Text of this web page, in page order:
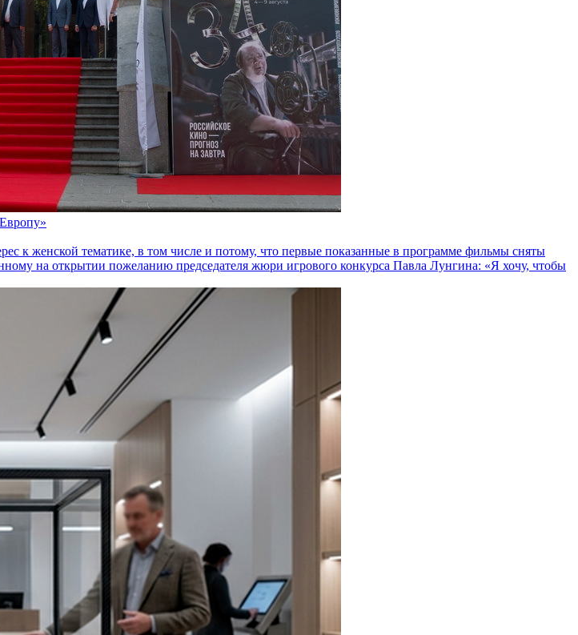
к женской тематике, в том числе и потому, что первые показанные в программе фильмы сняты
на открытии пожеланию председателя жюри игрового конкурса Павла Лунгина: «Я хочу, чтобы